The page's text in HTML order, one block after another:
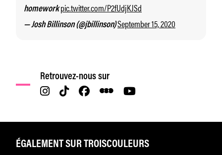
homeworkpic.twitter.com/P2fUdjKJSd
— Josh Billinson (@jbillinson)September 15, 2020
Retrouvez-nous sur
ÉGALEMENT SUR TROISCOULEURS